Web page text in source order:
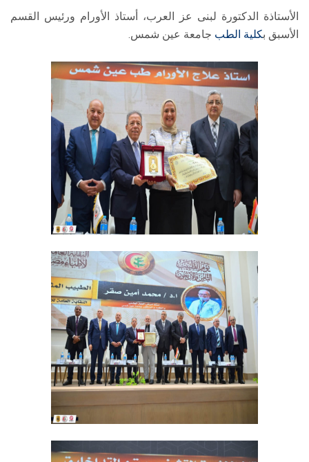
الأستاذة الدكتورة لبنى عز العرب، أستاذ الأورام ورئيس القسم
الأسبق بكلية الطب جامعة عين شمس.